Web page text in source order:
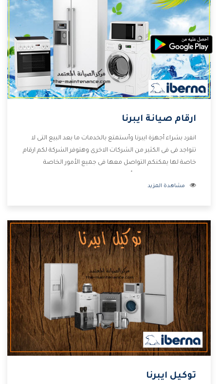
ارقام صيانة ايبرنا
انفرد بشراء أجهزة ايبرنا وأستمتع بالخدمات ما بعد البيع التى لا
تتواجد فى فى الكثير من الشركات الاخرى وهتوفر الشركة لكم ارقام
خاصة لها يمكنكم التواصل معها فى جميع الأمور الخاصة
من خلال العروض والخصومات التى تتقدم لكم .
مشاهدة المزيد
توكيل ايبرنا